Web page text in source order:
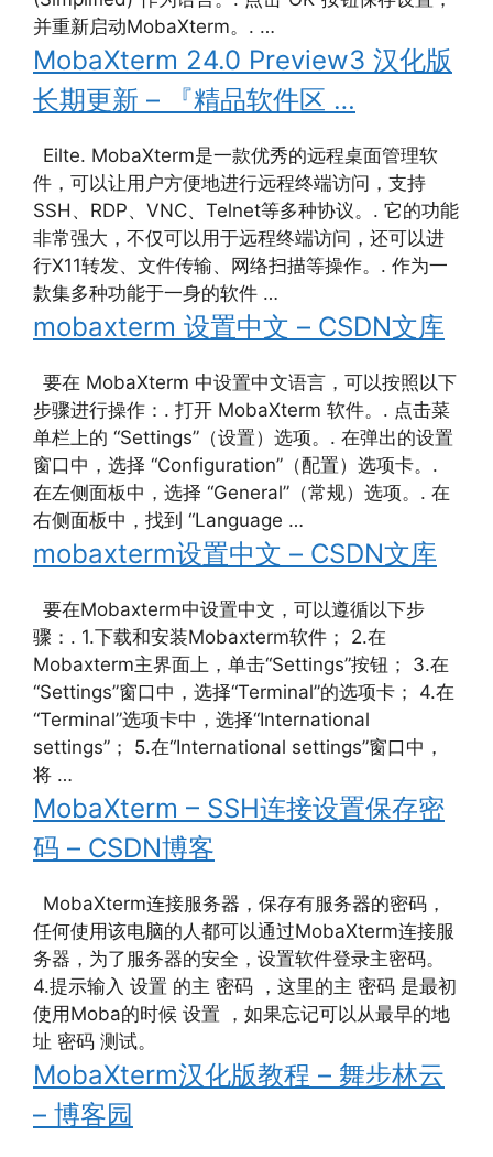
并重新启动MobaXterm。. …
MobaXterm 24.0 Preview3 汉化版
长期更新 – 『精品软件区 …
Eilte. MobaXterm是一款优秀的远程桌面管理软
件，可以让用户方便地进行远程终端访问，支持
SSH、RDP、VNC、Telnet等多种协议。. 它的功能
非常强大，不仅可以用于远程终端访问，还可以进
行X11转发、文件传输、网络扫描等操作。. 作为一
款集多种功能于一身的软件 …
mobaxterm 设置中文 – CSDN文库
要在 MobaXterm 中设置中文语言，可以按照以下
步骤进行操作：. 打开 MobaXterm 软件。. 点击菜
单栏上的 “Settings”（设置）选项。. 在弹出的设置
窗口中，选择 “Configuration”（配置）选项卡。.
在左侧面板中，选择 “General”（常规）选项。. 在
右侧面板中，找到 “Language …
mobaxterm设置中文 – CSDN文库
要在Mobaxterm中设置中文，可以遵循以下步
骤：. 1.下载和安装Mobaxterm软件； 2.在
Mobaxterm主界面上，单击“Settings”按钮； 3.在
“Settings”窗口中，选择“Terminal”的选项卡； 4.在
“Terminal”选项卡中，选择“International
settings”； 5.在“International settings”窗口中，
将 …
MobaXterm – SSH连接设置保存密
码 – CSDN博客
MobaXterm连接服务器，保存有服务器的密码，
任何使用该电脑的人都可以通过MobaXterm连接服
务器，为了服务器的安全，设置软件登录主密码。
4.提示输入 设置 的主 密码 ，这里的主 密码 是最初
使用Moba的时候 设置 ，如果忘记可以从最早的地
址 密码 测试。
MobaXterm汉化版教程 – 舞步林云
– 博客园